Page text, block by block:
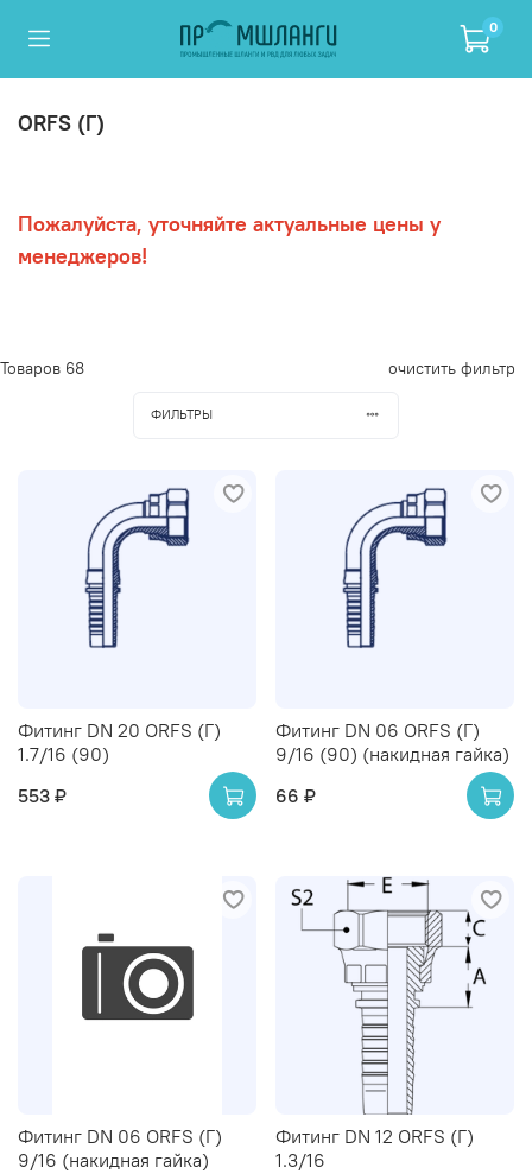
0
ORFS (Г)
Пожалуйста, уточняйте актуальные цены у
менеджеров!
Товаров 68 очистить фильтр
ФИЛЬТРЫ
Фитинг DN 20 ORFS (Г)
1.7/16 (90)
553 ₽
Фитинг DN 06 ORFS (Г)
9/16 (90) (накидная гайка)
66 ₽
Фитинг DN 06 ORFS (Г)
9/16 (накидная гайка)
Фитинг DN 12 ORFS (Г)
1.3/16